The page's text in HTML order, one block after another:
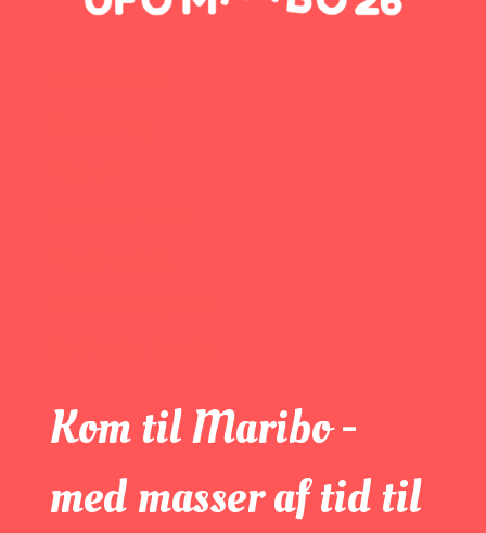
Kom til Maribo -
med masser af tid til